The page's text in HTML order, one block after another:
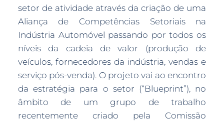
setor de atividade através da criação de uma
Aliança de Competências Setoriais na
Indústria Automóvel passando por todos os
níveis da cadeia de valor (produção de
veículos, fornecedores da indústria, vendas e
serviço pós-venda). O projeto vai ao encontro
da estratégia para o setor (“Blueprint”), no
âmbito de um grupo de trabalho
recentemente criado pela Comissão